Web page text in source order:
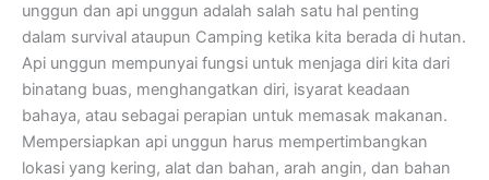
unggun dan api unggun adalah salah satu hal penting
dalam survival ataupun Camping ketika kita berada di hutan.
Api unggun mempunyai fungsi untuk menjaga diri kita dari
binatang buas, menghangatkan diri, isyarat keadaan
bahaya, atau sebagai perapian untuk memasak makanan.
Mempersiapkan api unggun harus mempertimbangkan
lokasi yang kering, alat dan bahan, arah angin, dan bahan